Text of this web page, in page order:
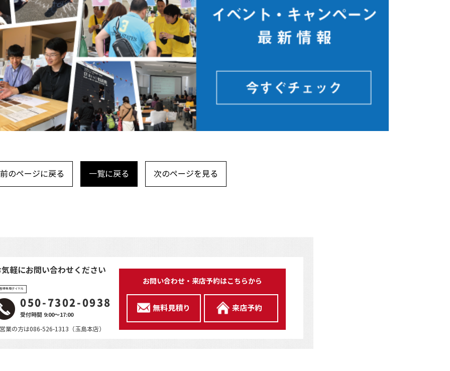
前のページに戻る 一覧に戻る 次のページを見る
軽にお問い合わせください
様専用ダイヤル
050-7302-0938
受付時間 9:00～17:00
業の方は086-526-1313（玉島本店）
お問い合わせ・来店予約はこちらから
無料見積り 来店予約